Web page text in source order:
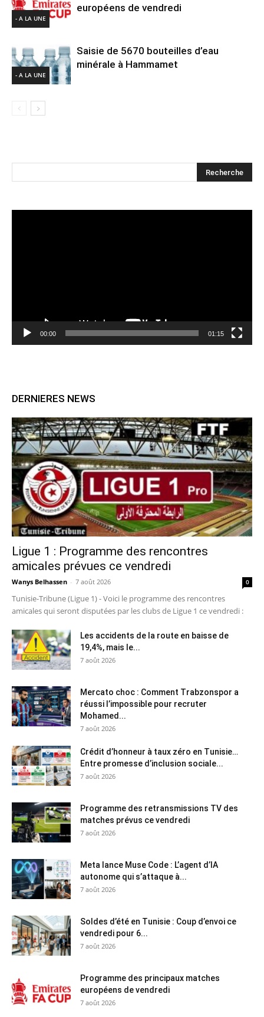
- A LA UNE
européens de vendredi
- A LA UNE
Saisie de 5670 bouteilles d’eau
minérale à Hammamet
00:00 01:15
DERNIERES NEWS
Ligue 1 : Programme des rencontres
amicales prévues ce vendredi
Wanys Belhassen - 7 août 2026 0
Tunisie-Tribune (Ligue 1) - Voici le programme des rencontres
amicales qui seront disputées par les clubs de Ligue 1 ce vendredi :
Les accidents de la route en baisse de
19,4%, mais le...
7 août 2026
Mercato choc : Comment Trabzonspor a
réussi l’impossible pour recruter
Mohamed...
7 août 2026
Crédit d’honneur à taux zéro en Tunisie…
Entre promesse d’inclusion sociale...
7 août 2026
Programme des retransmissions TV des
matches prévus ce vendredi
7 août 2026
Meta lance Muse Code : L’agent d’IA
autonome qui s’attaque à...
7 août 2026
Soldes d’été en Tunisie : Coup d’envoi ce
vendredi pour 6...
7 août 2026
Programme des principaux matches
européens de vendredi
7 août 2026